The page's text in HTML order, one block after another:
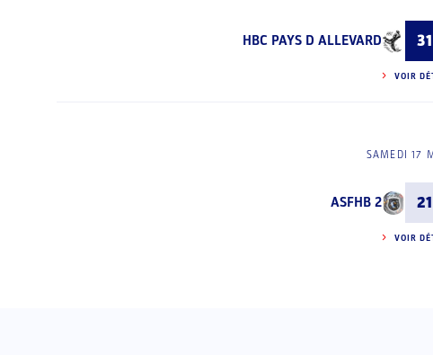
HBC PAYS D ALLEVARD 31
VOIR
SAMEDI 17
ASFHB 2 21
VOIR